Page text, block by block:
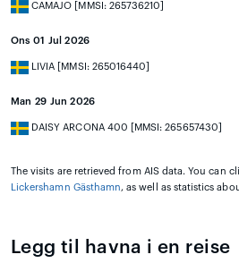
CAMAJO [MMSI: 265736210]
Ons 01 Jul 2026
LIVIA [MMSI: 265016440]
Man 29 Jun 2026
DAISY ARCONA 400 [MMSI: 265657430]
The visits are retrieved from AIS data. You can
Lickershamn Gästhamn, as well as statistics
Legg til havna i en reise